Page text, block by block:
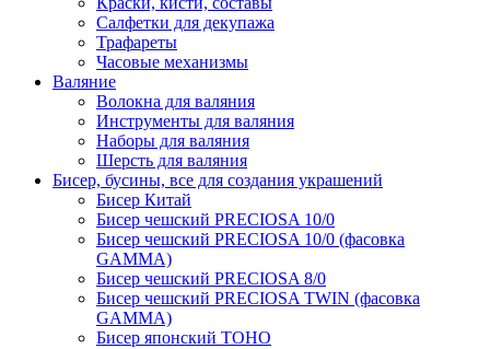
Салфетки для декупажа
Трафареты
Часовые механизмы
Валяние
Волокна для валяния
Инструменты для валяния
Наборы для валяния
Шерсть для валяния
Бисер, бусины, все для создания украшений
Бисер Китай
Бисер чешский PRECIOSA 10/0
Бисер чешский PRECIOSA 10/0 (фасовка
GAMMA)
Бисер чешский PRECIOSA 8/0
Бисер чешский PRECIOSA TWIN (фасовка
GAMMA)
Бисер японский TOHO